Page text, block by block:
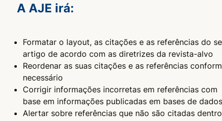
A AJE irá:
Formatar o layout, as citações e as referências do
artigo de acordo com as diretrizes da revista-alvo
Reordenar as suas citações e as referências
necessário
Corrigir informações incorretas em referências com
base em informações publicadas em bases de dados
Alertar sobre referências que não são citadas dentro